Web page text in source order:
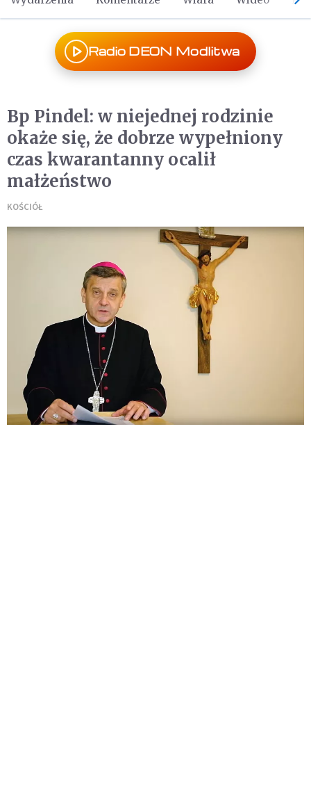
Radio DEON Modlitwa
Bp Pindel: w niejednej rodzinie
okaże się, że dobrze wypełniony
czas kwarantanny ocalił
małżeństwo
KOŚCIÓŁ